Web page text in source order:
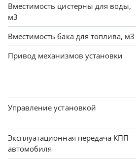
Вместимость цистерны для воды,
м3
Вместимость бака для топлива, м3
Привод механизмов установки
Управление установкой
Эксплуатационная передача КПП
автомобиля